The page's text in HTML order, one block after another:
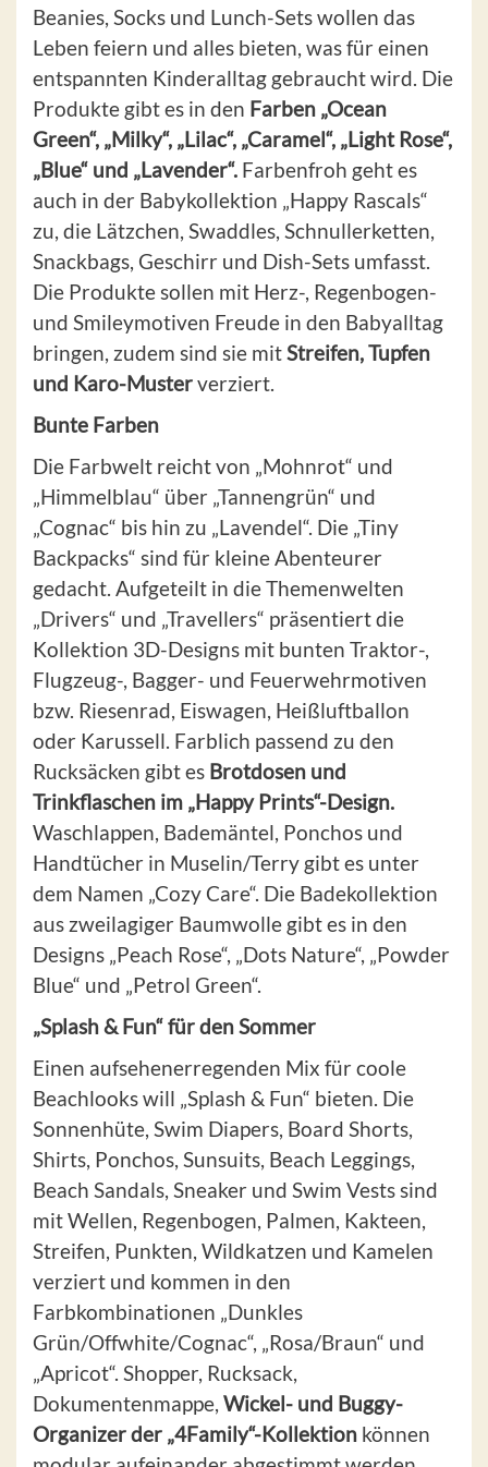
Beanies, Socks und Lunch-Sets wollen das
Leben feiern und alles bieten, was für einen
entspannten Kinderalltag gebraucht wird. Die
Produkte gibt es in den Farben „Ocean
Green“, „Milky“, „Lilac“, „Caramel“, „Light Rose“,
„Blue“ und „Lavender“. Farbenfroh geht es
auch in der Babykollektion „Happy Rascals“
zu, die Lätzchen, Swaddles, Schnullerketten,
Snackbags, Geschirr und Dish-Sets umfasst.
Die Produkte sollen mit Herz-, Regenbogen-
und Smileymotiven Freude in den Babyalltag
bringen, zudem sind sie mitStreifen, Tupfen
und Karo-Musterverziert.
Bunte Farben
Die Farbwelt reicht von „Mohnrot“ und
„Himmelblau“ über „Tannengrün“ und
„Cognac“ bis hin zu „Lavendel“. Die „Tiny
Backpacks“ sind für kleine Abenteurer
gedacht. Aufgeteilt in die Themenwelten
„Drivers“ und „Travellers“ präsentiert die
Kollektion 3D-Designs mit bunten Traktor-,
Flugzeug-, Bagger- und Feuerwehrmotiven
bzw. Riesenrad, Eiswagen, Heißluftballon
oder Karussell. Farblich passend zu den
Rucksäcken gibt es Brotdosen und
Trinkflaschen im „Happy Prints“-Design.
Waschlappen, Bademäntel, Ponchos und
Handtücher in Muselin/Terry gibt es unter
dem Namen „Cozy Care“. Die Badekollektion
aus zweilagiger Baumwolle gibt es in den
Designs „Peach Rose“, „Dots Nature“, „Powder
Blue“ und „Petrol Green“.
„Splash & Fun“ für den Sommer
Einen aufsehenerregenden Mix für coole
Beachlooks will „Splash & Fun“ bieten. Die
Sonnenhüte, Swim Diapers, Board Shorts,
Shirts, Ponchos, Sunsuits, Beach Leggings,
Beach Sandals, Sneaker und Swim Vests sind
mit Wellen, Regenbogen, Palmen, Kakteen,
Streifen, Punkten, Wildkatzen und Kamelen
verziert und kommen in den
Farbkombinationen „Dunkles
Grün/Offwhite/Cognac“, „Rosa/Braun“ und
„Apricot“. Shopper, Rucksack,
Dokumentenmappe, Wickel- und Buggy-
Organizer der „4Family“-Kollektion können